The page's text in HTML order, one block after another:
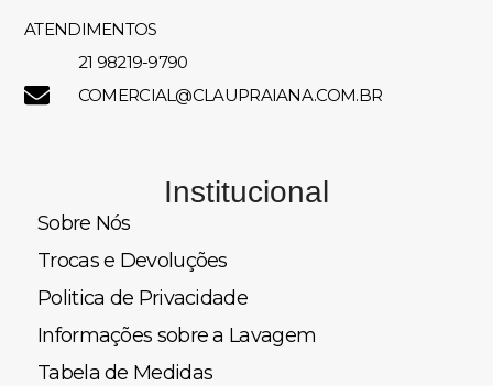
ATENDIMENTOS
21 98219-9790
COMERCIAL@CLAUPRAIANA.COM.BR
Institucional
Sobre Nós
Trocas e Devoluções
Politica de Privacidade
Informações sobre a Lavagem
Tabela de Medidas